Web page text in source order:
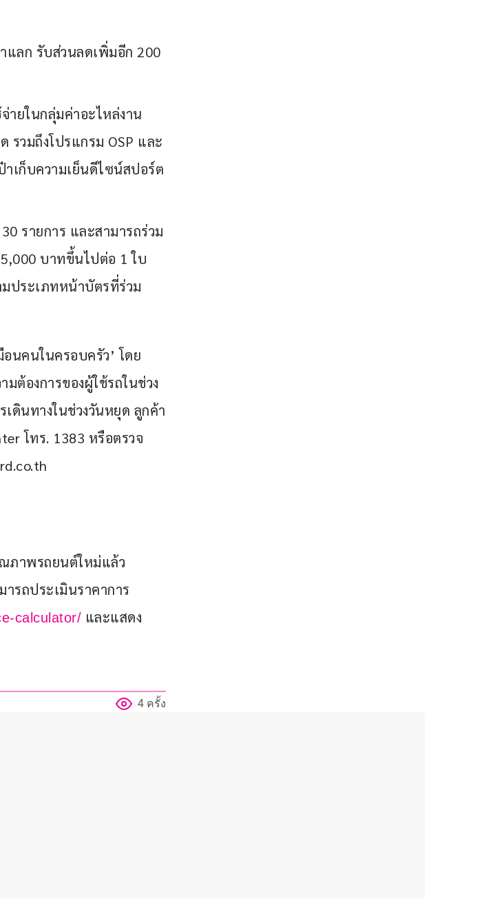
แลก รับส่วนลดเพิ่มอีก 200
ยในกลุ่มค่าอะไหล่งาน
วมถึงโปรแกรม OSP และ
เก็บความเย็นดีไซน์สปอร์ต
รายการ และสามารถร่วม
บาทขึ้นไปต่อ 1 ใบ
มประเภทหน้าบัตรที่ร่วม
นคนในครอบครัว’ โดย
ต้องการของผู้ใช้รถในช่วง
ดินทางในช่วงวันหยุด ลูกค้า
โทร. 1383 หรือตรวจ
ภาพรถยนต์ใหม่แล้ว
รถประเมินราคาการ
calculator/ และแสดง
4 ครั้ง